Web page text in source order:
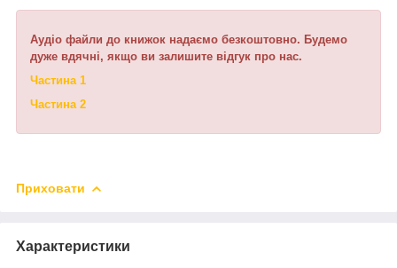
Аудіо файли до книжок надаємо безкоштовно. Будемо
дуже вдячні, якщо ви залишите відгук про нас.
Частина 1
Частина 2
Приховати
Характеристики